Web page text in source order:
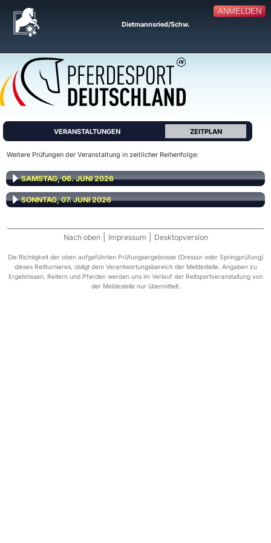
ANMELDEN
Dietmannsried/Schw.
VERANSTALTUNGEN ZEITPLAN
Weitere Prüfungen der Veranstaltung in zeitlicher Reihenfolge:
SAMSTAG, 06. JUNI 2026
SONNTAG, 07. JUNI 2026
Nach oben Impressum Desktopversion
Die Richtigkeit der oben aufgeführten Prüfungsergebnisse (Dressur oder Springprüfung)
dieses Reitturnieres, obligt dem Verantwortungsbereich der Meldestelle. Angaben zu
Ergebnissen, Reitern und Pferden werden uns im Verlauf der Reitsportveranstaltung von
der Meldestelle nur übermittelt.